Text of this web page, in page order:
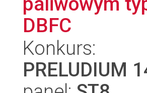
DBFC
Konkurs:
PRELUDIUM